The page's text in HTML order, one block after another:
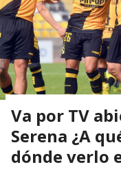
Va por TV
Serena ¿A
dónde verlo